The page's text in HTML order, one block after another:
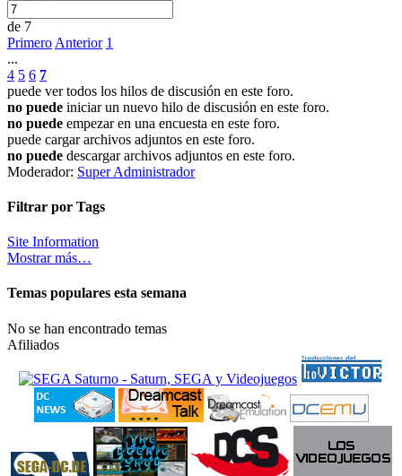
de 7
Primero Anterior 1
...
4 5 6 7
puede ver todos los hilos de discusión en este foro.
no puede iniciar un nuevo hilo de discusión en este foro.
no puede empezar en una encuesta en este foro.
puede cargar archivos adjuntos en este foro.
no puede descargar archivos adjuntos en este foro.
Moderador: Super Administrador
Filtrar por Tags
Site Information
Mostrar más…
Temas populares esta semana
No se han encontrado temas
Afiliados